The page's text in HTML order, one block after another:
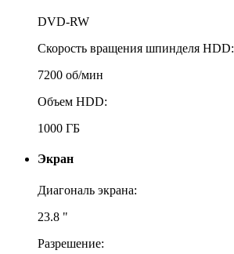
DVD-RW
Скорость вращения шпинделя HDD:
7200 об/мин
Объем HDD:
1000 ГБ
Экран
Диагональ экрана:
23.8 "
Разрешение: